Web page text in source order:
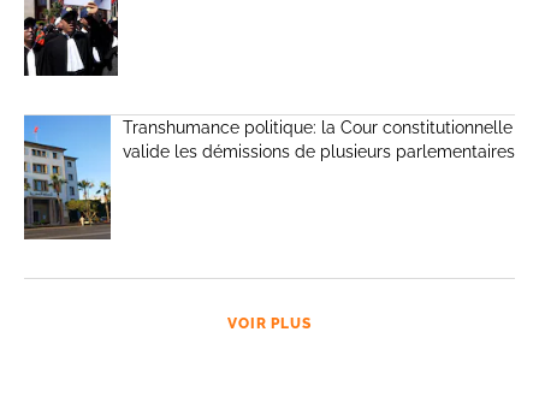
Transhumance politique: la Cour constitutionnelle
valide les démissions de plusieurs parlementaires
VOIR PLUS